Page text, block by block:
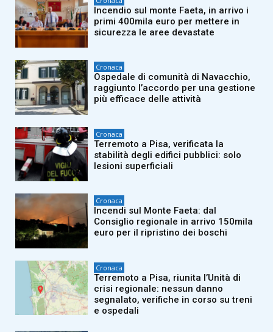
Incendio sul monte Faeta, in arrivo i
primi 400mila euro per mettere in
sicurezza le aree devastate
Cronaca
Ospedale di comunità di Navacchio,
raggiunto l’accordo per una gestione
più efficace delle attività
Cronaca
Terremoto a Pisa, verificata la
stabilità degli edifici pubblici: solo
lesioni superficiali
Cronaca
Incendi sul Monte Faeta: dal
Consiglio regionale in arrivo 150mila
euro per il ripristino dei boschi
Cronaca
Terremoto a Pisa, riunita l’Unità di
crisi regionale: nessun danno
segnalato, verifiche in corso su treni
e ospedali